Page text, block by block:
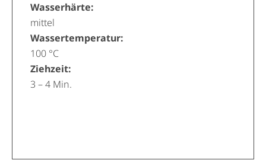
Wasserhärte:
mittel
Wassertemperatur:
100 °C
Ziehzeit:
3 – 4 Min.